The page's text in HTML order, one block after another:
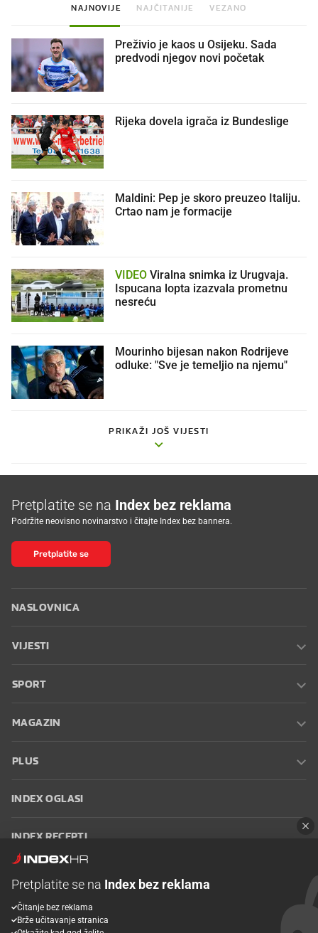
NAJNOVIJE NAJČITANIJE VEZANO
Preživio je kaos u Osijeku. Sada
predvodi njegov novi početak
Rijeka dovela igrača iz Bundeslige
Maldini: Pep je skoro preuzeo Italiju.
Crtao nam je formacije
VIDEO
Ispucana lopta izazvala prometnu
nesreću
Mourinho bijesan nakon Rodrijeve
odluke: "Sve je temeljio na njemu"
PRIKAŽI JOŠ VIJESTI
Pretplatite se na Index bez reklama
Podržite neovisno novinarstvo i čitajte Index bez bannera.
Pretplatite se
NASLOVNICA
VIJESTI
SPORT
MAGAZIN
PLUS
INDEX OGLASI
INDEX RECEPTI
Oglašavanje Zaposli se na Indexu
korištenja
Postavke kolačića
Pretplatite se na Index bez reklama
Čitanje bez reklama
Brže učitavanje stranica